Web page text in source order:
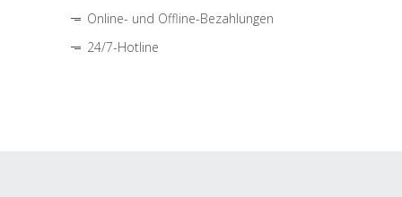
Online- und Offline-Bezahlungen
24/7-Hotline